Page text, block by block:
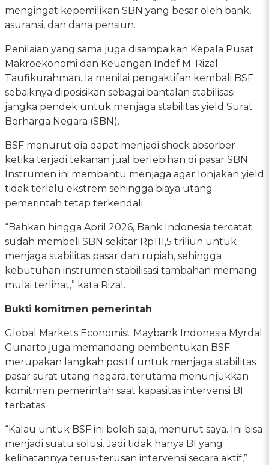
mengingat kepemilikan SBN yang besar oleh bank,
asuransi, dan dana pensiun.
Penilaian yang sama juga disampaikan Kepala Pusat
Makroekonomi dan Keuangan Indef M. Rizal
Taufikurahman. Ia menilai pengaktifan kembali BSF
sebaiknya diposisikan sebagai bantalan stabilisasi
jangka pendek untuk menjaga stabilitas yield Surat
Berharga Negara (SBN).
BSF menurut dia dapat menjadi shock absorber
ketika terjadi tekanan jual berlebihan di pasar SBN.
Instrumen ini membantu menjaga agar lonjakan yield
tidak terlalu ekstrem sehingga biaya utang
pemerintah tetap terkendali.
“Bahkan hingga April 2026, Bank Indonesia tercatat
sudah membeli SBN sekitar Rp111,5 triliun untuk
menjaga stabilitas pasar dan rupiah, sehingga
kebutuhan instrumen stabilisasi tambahan memang
mulai terlihat,” kata Rizal.
Bukti komitmen pemerintah
Global Markets Economist Maybank Indonesia Myrdal
Gunarto juga memandang pembentukan BSF
merupakan langkah positif untuk menjaga stabilitas
pasar surat utang negara, terutama menunjukkan
komitmen pemerintah saat kapasitas intervensi BI
terbatas.
“Kalau untuk BSF ini boleh saja, menurut saya. Ini bisa
menjadi suatu solusi. Jadi tidak hanya BI yang
kelihatannya terus-terusan intervensi secara aktif,”